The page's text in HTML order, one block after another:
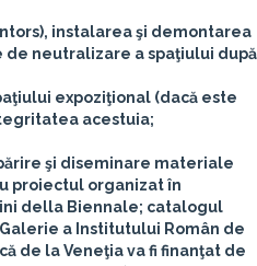
instalarea şi demontarea
neutralizare a spaţiului după
expoziţional (dacă este
acestuia;
şi diseminare materiale
proiectul organizat în
della Biennale; catalogul
a Institutului Român de
de la Veneţia va fi finanţat de